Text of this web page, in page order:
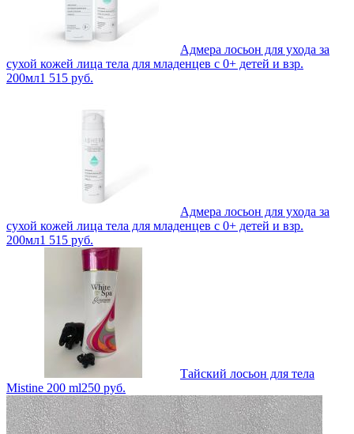
Адмера лосьон для ухода за
сухой кожей лица тела для младенцев с 0+ детей и взр.
200мл1 515 руб.
Адмера лосьон для ухода за
сухой кожей лица тела для младенцев с 0+ детей и взр.
200мл1 515 руб.
Тайский лосьон для тела
Mistine 200 ml250 руб.